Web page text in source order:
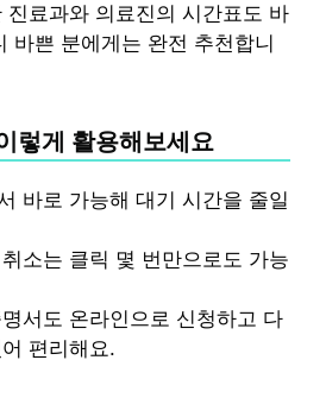
진료과와 의료진의 시간표도 바
바쁜 분에게는 완전 추천합니
렇게 활용해보세요
바로 가능해 대기 시간을 줄일
소는 클릭 몇 번만으로도 가능
서도 온라인으로 신청하고 다
편리해요.